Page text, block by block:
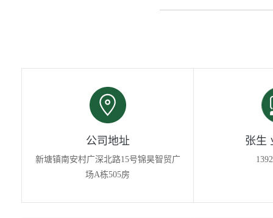
公司地址
新塘镇南安村广深北路15号锦昊智贸广
场A栋505房
张生